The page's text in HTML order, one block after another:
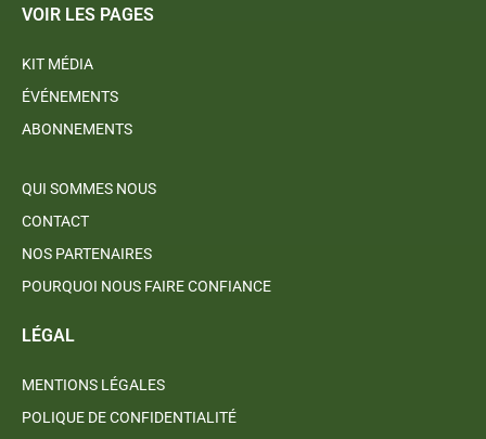
VOIR LES PAGES
KIT MÉDIA
ÉVÉNEMENTS
ABONNEMENTS
QUI SOMMES NOUS
CONTACT
NOS PARTENAIRES
POURQUOI NOUS FAIRE CONFIANCE
LÉGAL
MENTIONS LÉGALES
POLIQUE DE CONFIDENTIALITÉ